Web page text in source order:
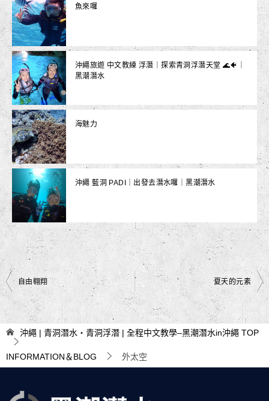
魚來囉
沖繩旅遊 中文教練 浮潛｜探索青洞浮潛天堂 🌊🐠｜
黑潮潛水
海魅力
沖繩 藍洞 PADI｜出發去潛水囉｜黑潮潛水
文
章
導
覽
自由翱翔 夏天的元素
沖繩 | 青洞潛水・青洞浮潛 | 全程中文教學–黑潮潛水in沖繩 TOP
INFORMATION＆BLOG 外太空